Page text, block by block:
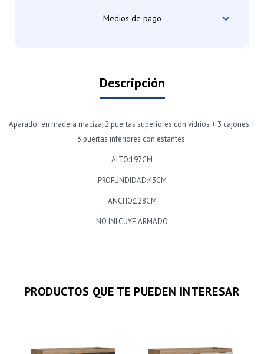
Medios de pago
Descripción
Aparador en madera maciza, 2 puertas superiores con vidrios + 3 cajones +
3 puertas inferiores con estantes.
ALTO:197CM
PROFUNDIDAD:43CM
ANCHO:128CM
NO INLCUYE ARMADO
PRODUCTOS QUE TE PUEDEN INTERESAR